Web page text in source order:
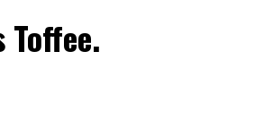
Toffee.